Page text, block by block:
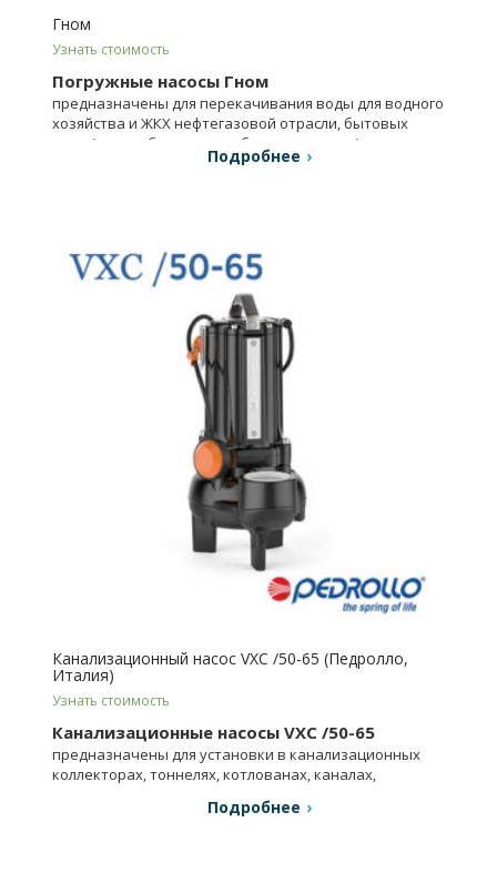
Гном
Узнать стоимость
Погружные насосы Гном
предназначены для перекачивания воды для водного
хозяйства и ЖКХ нефтегазовой отрасли, бытовых
нужд (водозабор, водоснабжение, дренаж).
Подробнее
Канализационный насос VXC /50-65 (Педролло,
Италия)
Узнать стоимость
Канализационные насосы VXC /50-65
предназначены для установки в канализационных
коллекторах, тоннелях, котлованах, каналах,
Подробнее